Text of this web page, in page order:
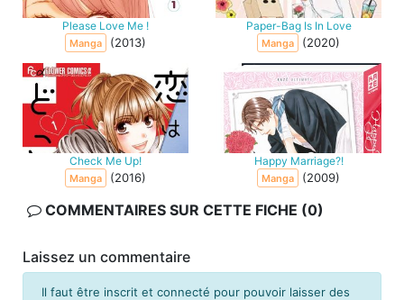
Please Love Me !
Manga (2013)
Paper-Bag Is In Love
Manga (2020)
Check Me Up!
Manga (2016)
Happy Marriage?!
Manga (2009)
COMMENTAIRES SUR CETTE FICHE (0)
Laissez un commentaire
Il faut être inscrit et connecté pour pouvoir laisser des